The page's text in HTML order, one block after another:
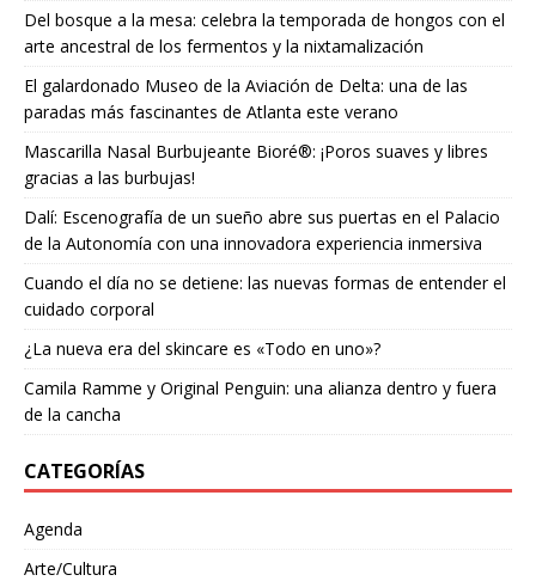
Del bosque a la mesa: celebra la temporada de hongos con el
arte ancestral de los fermentos y la nixtamalización
El galardonado Museo de la Aviación de Delta: una de las
paradas más fascinantes de Atlanta este verano
Mascarilla Nasal Burbujeante Bioré®: ¡Poros suaves y libres
gracias a las burbujas!
Dalí: Escenografía de un sueño abre sus puertas en el Palacio
de la Autonomía con una innovadora experiencia inmersiva
Cuando el día no se detiene: las nuevas formas de entender el
cuidado corporal
¿La nueva era del skincare es «Todo en uno»?
Camila Ramme y Original Penguin: una alianza dentro y fuera
de la cancha
CATEGORÍAS
Agenda
Arte/Cultura